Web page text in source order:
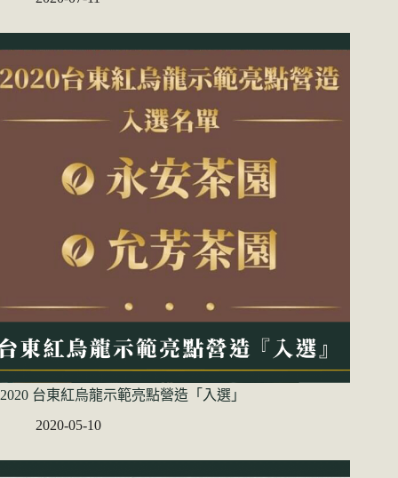
2020 台東紅烏龍示範亮點營造「入選」
2020-05-10